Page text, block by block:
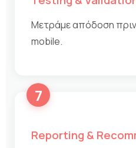
Μετράμε απόδοση
mobile.
7
Reporting &